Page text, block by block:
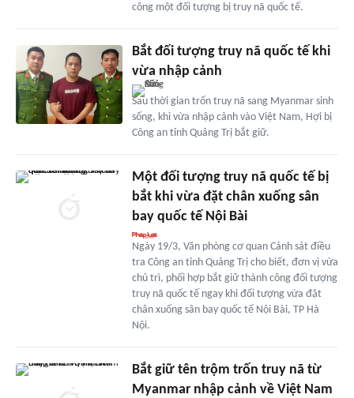
công một đối tượng bị truy nã quốc tế.
Bắt đối tượng truy nã quốc tế khi
vừa nhập cảnh
Sau thời gian trốn truy nã sang Myanmar sinh
sống, khi vừa nhập cảnh vào Việt Nam, Hợi bị
Công an tỉnh Quảng Trị bắt giữ.
Một đối tượng truy nã quốc tế bị
bắt khi vừa đặt chân xuống sân
bay quốc tế Nội Bài
Ngày 19/3, Văn phòng cơ quan Cảnh sát điều
tra Công an tỉnh Quảng Trị cho biết, đơn vị vừa
chủ trì, phối hợp bắt giữ thành công đối tượng
truy nã quốc tế ngay khi đối tượng vừa đặt
chân xuống sân bay quốc tế Nội Bài, TP Hà
Nội.
Bắt giữ tên trộm trốn truy nã từ
Myanmar nhập cảnh về Việt Nam